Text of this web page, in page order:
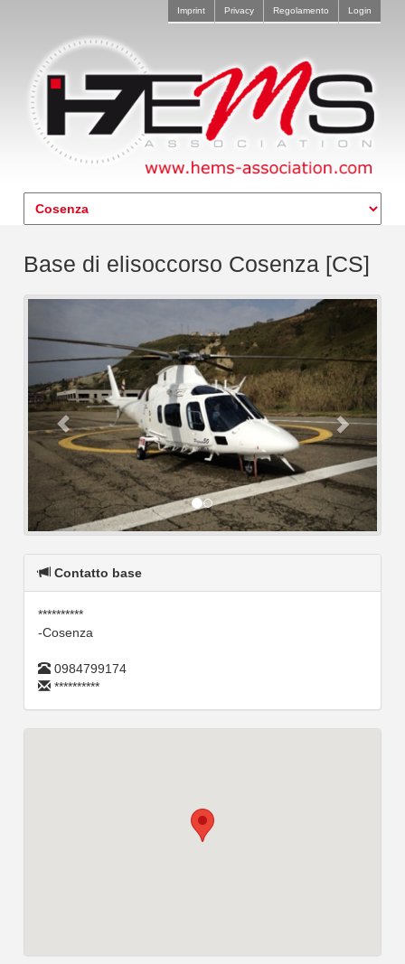
Imprint Privacy Regolamento Login
Base di elisoccorso Cosenza [CS]
Contatto base
**********
-Cosenza
0984799174
**********